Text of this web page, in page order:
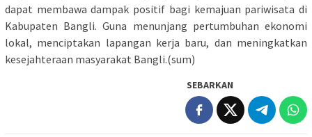
dapat membawa dampak positif bagi kemajuan pariwisata di
Kabupaten Bangli. Guna menunjang pertumbuhan ekonomi
lokal, menciptakan lapangan kerja baru, dan meningkatkan
kesejahteraan masyarakat Bangli.(sum)
SEBARKAN